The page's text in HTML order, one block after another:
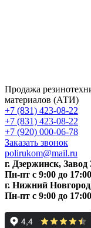
Продажа
материалов (АТИ)
+7 (831) 423-08-22
+7 (831) 423-08-22
+7 (920) 000-06-78
Заказать звонок
polirukom@mail.ru
г. Дзержинск, Завод
Пн-пт c 9:00 до 17:00
г. Нижний
Пн-пт c 9:00 до 17:00